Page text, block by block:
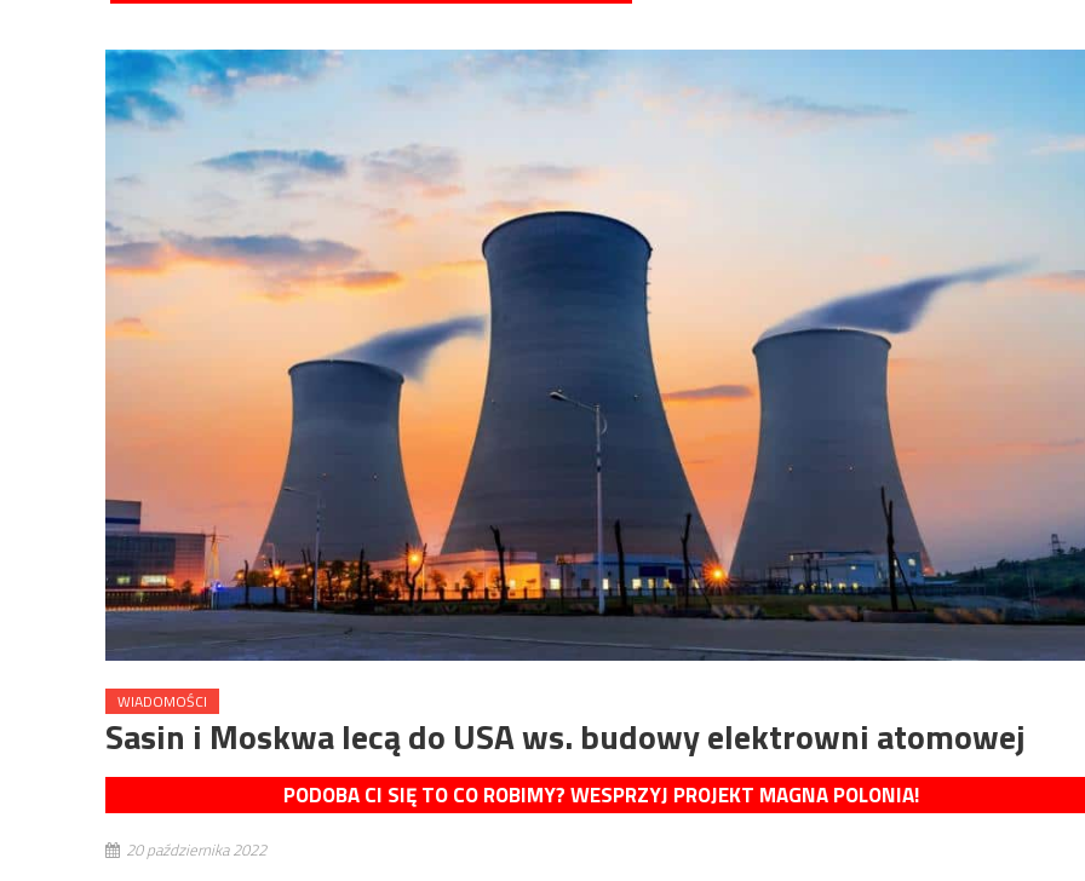
WIADOMOŚCI
Sasin i Moskwa lecą do USA ws. budowy elektrowni atomowej
PODOBA CI SIĘ TO CO ROBIMY? WESPRZYJ PROJEKT MAGNA POLONIA!
20 października 2022